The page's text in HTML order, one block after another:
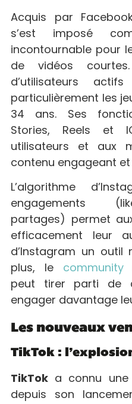
Acquis par
s’est imposé
incontournable pour
de vidéos
d’utilisateurs
particulièrement les
34 ans. Ses
Stories, Reels et
utilisateurs et aux
contenu engageant
L’algorithme
engagements
partages) permet
efficacement leur
d’Instagram un outil
plus, le community
peut tirer parti de
engager davantage
Les nouveaux
TikTok :
TikTok a connu une
depuis son